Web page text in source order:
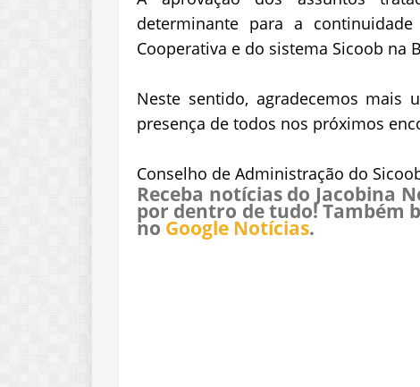
determinante para a
Cooperativa e do sistema Sicoob na
Neste sentido, agradecemos mais
presença de todos nos próximos
Conselho de Administração do
Receba notícias do Jacobina
por dentro de tudo! Também
no Google Notícias.